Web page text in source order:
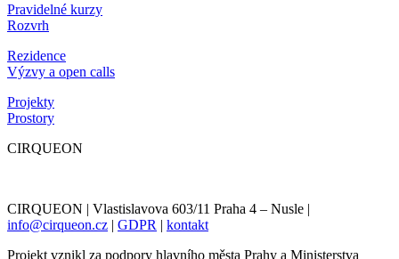
Pravidelné kurzy
Rozvrh
Rezidence
Výzvy a open calls
Projekty
Prostory
CIRQUEON
CIRQUEON | Vlastislavova 603/11 Praha 4 – Nusle |
info@cirqueon.cz | GDPR | kontakt
Projekt vznikl za podpory hlavního města Prahy a Ministerstva